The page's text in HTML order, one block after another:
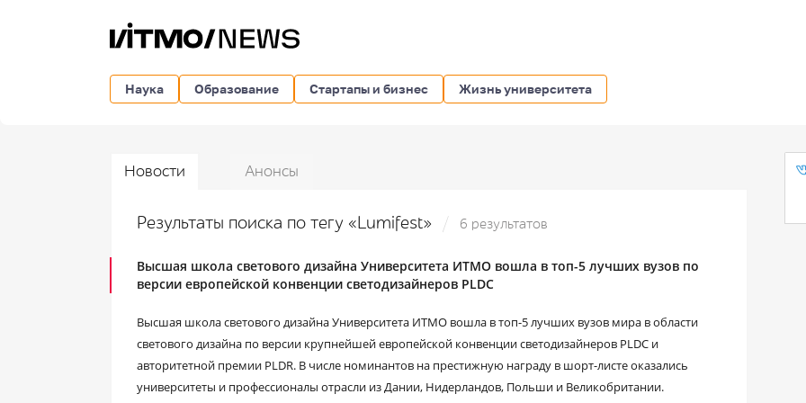
Наука Образование Стартапы и бизнес Жизнь университета
Новости Анонсы
Результаты поиска по тегу «Lumifest» 6 результатов
Высшая школа светового дизайна Университета ИТМО вошла в топ-5 лучших вузов по
версии европейской конвенции светодизайнеров PLDC
Высшая школа светового дизайна Университета ИТМО вошла в топ-5 лучших вузов мира в области
светового дизайна по версии крупнейшей европейской конвенции светодизайнеров PLDC и
авторитетной премии PLDR. В числе номинантов на престижную награду в шорт-листе оказались
университеты и профессионалы отрасли из Дании, Нидерландов, Польши и Великобритании.